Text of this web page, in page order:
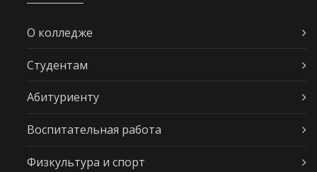
О колледже
Студентам
Абитуриенту
Воспитательная работа
Физкультура и спорт